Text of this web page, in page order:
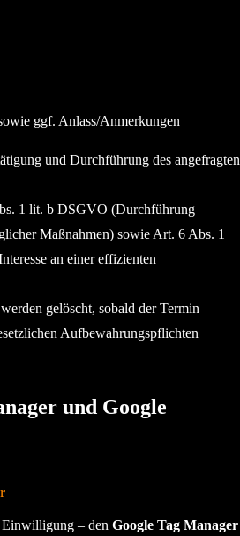
ggf. Anlass/Anmerkungen
und Durchführung des angefragten
1 lit. b DSGVO (Durchführung
Maßnahmen) sowie Art. 6 Abs. 1
an einer effizienten
gelöscht, sobald der Termin
Aufbewahrungspflichten
und Google
– den Google Tag Manager